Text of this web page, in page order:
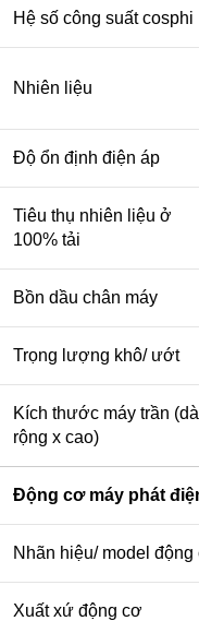
Hệ số công suất cosphi
Nhiên liệu
Độ ổn định điện áp
Tiêu thụ nhiên liệu ở
100% tải
Bồn dầu chân máy
Trọng lượng khô/ ướt
Kích thước máy trần
rộng x cao)
Động cơ máy phát
Nhãn hiệu/ model động
Xuất xứ động cơ